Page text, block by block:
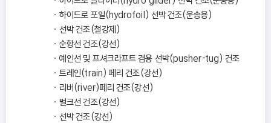
하이드로 포일(hydrofoil) 선박 건조(운송용)
선박 건조(철강제)
순항선 건조(강선)
예인선 및 프셔크라프트 겸용 선박(pusher-tug) 건조
트레인(train) 페리 건조(강선)
리버(river)페리 건조(강선)
벌크선 건조(강선)
선박 건조(강선)